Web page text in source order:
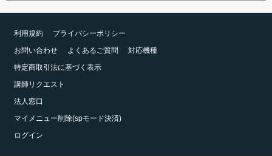
利用規約
プライバシーポリシー
お問い合わせ
よくあるご質問
対応機種
特定商取引法に基づく表示
講師リクエスト
法人窓口
マイメニュー削除(spモード決済)
ログイン